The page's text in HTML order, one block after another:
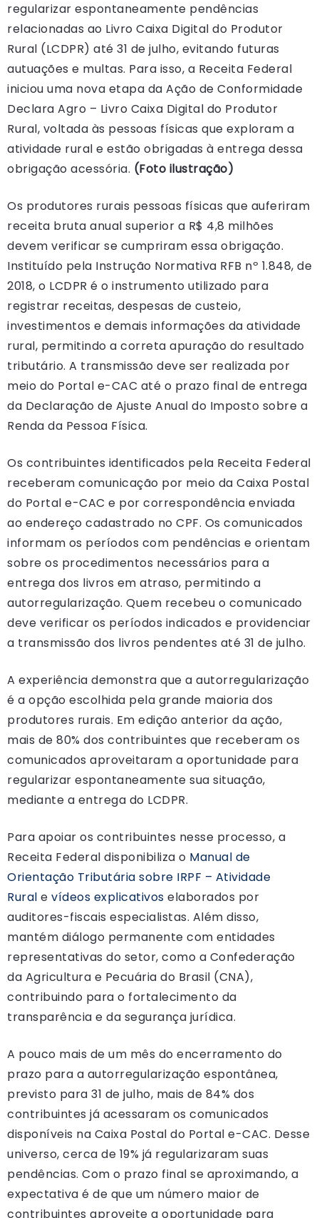
regularizar espontaneamente pendências
relacionadas ao Livro Caixa Digital do Produtor
Rural (LCDPR) até 31 de julho, evitando futuras
autuações e multas. Para isso, a Receita Federal
iniciou uma nova etapa da Ação de Conformidade
Declara Agro – Livro Caixa Digital do Produtor
Rural, voltada às pessoas físicas que exploram a
atividade rural e estão obrigadas à entrega dessa
obrigação acessória. (Foto ilustração)
Os produtores rurais pessoas físicas que auferiram
receita bruta anual superior a R$ 4,8 milhões
devem verificar se cumpriram essa obrigação.
Instituído pela Instrução Normativa RFB nº 1.848, de
2018, o LCDPR é o instrumento utilizado para
registrar receitas, despesas de custeio,
investimentos e demais informações da atividade
rural, permitindo a correta apuração do resultado
tributário. A transmissão deve ser realizada por
meio do Portal e-CAC até o prazo final de entrega
da Declaração de Ajuste Anual do Imposto sobre a
Renda da Pessoa Física.
Os contribuintes identificados pela Receita Federal
receberam comunicação por meio da Caixa Postal
do Portal e-CAC e por correspondência enviada
ao endereço cadastrado no CPF. Os comunicados
informam os períodos com pendências e orientam
sobre os procedimentos necessários para a
entrega dos livros em atraso, permitindo a
autorregularização. Quem recebeu o comunicado
deve verificar os períodos indicados e providenciar
a transmissão dos livros pendentes até 31 de julho.
A experiência demonstra que a autorregularização
é a opção escolhida pela grande maioria dos
produtores rurais. Em edição anterior da ação,
mais de 80% dos contribuintes que receberam os
comunicados aproveitaram a oportunidade para
regularizar espontaneamente sua situação,
mediante a entrega do LCDPR.
Para apoiar os contribuintes nesse processo, a
Receita Federal disponibiliza o Manual de
Orientação Tributária sobre IRPF – Atividade
Rural e vídeos explicativos elaborados por
auditores-fiscais especialistas. Além disso,
mantém diálogo permanente com entidades
representativas do setor, como a Confederação
da Agricultura e Pecuária do Brasil (CNA),
contribuindo para o fortalecimento da
transparência e da segurança jurídica.
A pouco mais de um mês do encerramento do
prazo para a autorregularização espontânea,
previsto para 31 de julho, mais de 84% dos
contribuintes já acessaram os comunicados
disponíveis na Caixa Postal do Portal e-CAC. Desse
universo, cerca de 19% já regularizaram suas
pendências. Com o prazo final se aproximando, a
expectativa é de que um número maior de
contribuintes aproveite a oportunidade para